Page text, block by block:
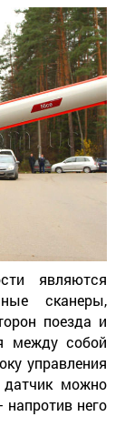
являются
сканеры,
поезда и
между собой
управления
датчик можно
напротив него